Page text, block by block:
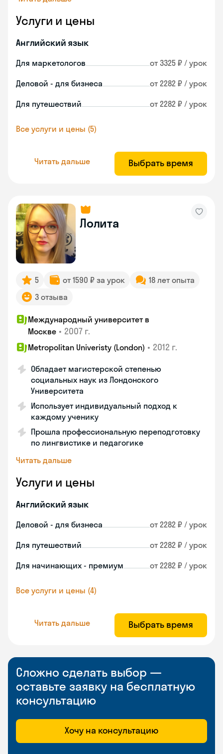
Услуги и цены
Английский язык
Для маркетологов от 3325 ₽ / урок
Деловой - для бизнеса от 2282 ₽ / урок
Для путешествий от 2282 ₽ / урок
Все услуги и цены (5)
Читать дальше Выбрать время
Лолита
5 от 1590 ₽ за урок
18 лет опыта
3 отзыва
Международный университет в
Москве • 2007 г.
Metropolitan Univeristy (London) • 2012 г.
Обладает магистерской степенью
социальных наук из Лондонского
Университета
Использует индивидуальный подход к
каждому ученику
Прошла профессиональную переподготовку
по лингвистике и педагогике
Читать дальше
Услуги и цены
Английский язык
Деловой - для бизнеса от 2282 ₽ / урок
Для путешествий от 2282 ₽ / урок
Для начинающих - премиум от 2282 ₽ / урок
Все услуги и цены (4)
Читать дальше Выбрать время
Сложно сделать выбор —
оставьте заявку на бесплатную
консультацию
Хочу на консультацию